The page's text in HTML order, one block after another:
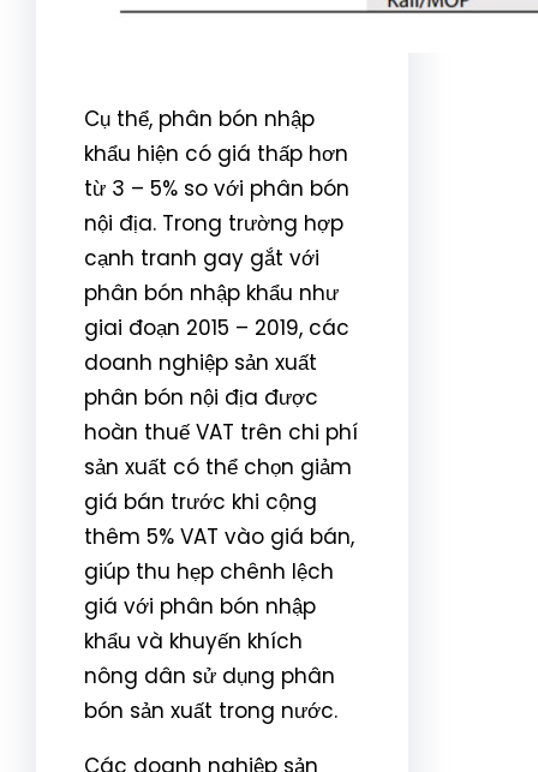
Cụ thể, phân bón nhập
khẩu hiện có giá thấp hơn
từ 3 – 5% so với phân bón
nội địa. Trong trường hợp
cạnh tranh gay gắt với
phân bón nhập khẩu như
giai đoạn 2015 – 2019, các
doanh nghiệp sản xuất
phân bón nội địa được
hoàn thuế VAT trên chi phí
sản xuất có thể chọn giảm
giá bán trước khi cộng
thêm 5% VAT vào giá bán,
giúp thu hẹp chênh lệch
giá với phân bón nhập
khẩu và khuyến khích
nông dân sử dụng phân
bón sản xuất trong nước.
Các doanh nghiệp sản